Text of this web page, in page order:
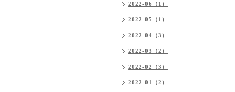
2022-06（1）
2022-05（1）
2022-04（3）
2022-03（2）
2022-02（3）
2022-01（2）